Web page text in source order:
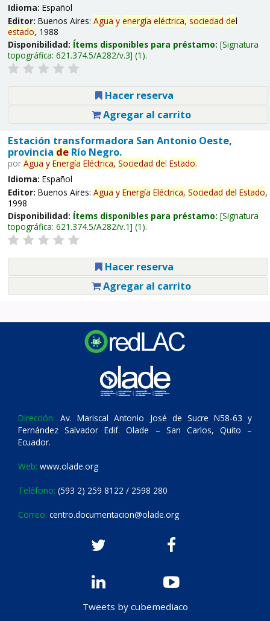
Idioma: Español
Editor: Buenos Aires: Agua y energía eléctrica, sociedad del
estado, 1988
Disponibilidad: Ítems disponibles para préstamo: Signatura
topográfica: 621.374.5/A282/v.3 (1).
Hacer reserva
Agregar al carrito
Estación transformadora San Antonio Oeste,
provincia deRío Negro.
por Agua y Energía Eléctrica, Sociedad del Estado.
Idioma: Español
Editor: Buenos Aires: Agua y Energía Eléctrica, Sociedad del Estado,
1998
Disponibilidad: Ítems disponibles para préstamo: Signatura
topográfica: 621.374.5/A282/v.1 (1).
Hacer reserva
Agregar al carrito
Dirección: Av. Mariscal Antonio José de Sucre N58-63 y
Fernández Salvador Edif. Olade – San Carlos, Quito –
Ecuador.
Web: www.olade.org
Teléfono: (593 2) 259 8122 / 2598 280
Correo: centro.documentacion@olade.org
Tweets by cubemediaco